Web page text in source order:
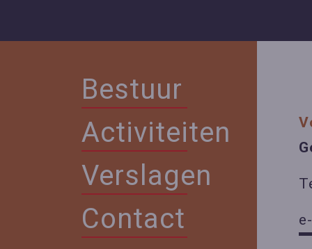
Bestuur
Activiteiten
Verslagen
Contact